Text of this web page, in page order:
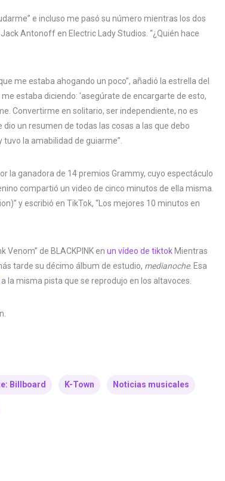
e incluso me pasó su número mientras los dos
Antonoff en Electric Lady Studios. “¿Quién hace
me estaba ahogando un poco”, añadió la estrella del
me estaba diciendo: 'asegúrate de encargarte de esto,
Convertirme en solitario, ser independiente, no es
un resumen de todas las cosas a las que debo
la amabilidad de guiarme”.
la ganadora de 14 premios Grammy, cuyo espectáculo
compartió un video de cinco minutos de ella misma.
y escribió en TikTok, “Los mejores 10 minutos en
Venom” de BLACKPINK en un vídeo de tiktok Mientras
tarde su décimo álbum de estudio, medianoche. Esa
a la misma pista que se reprodujo en los altavoces.
Billboard K-Town Noticias musicales